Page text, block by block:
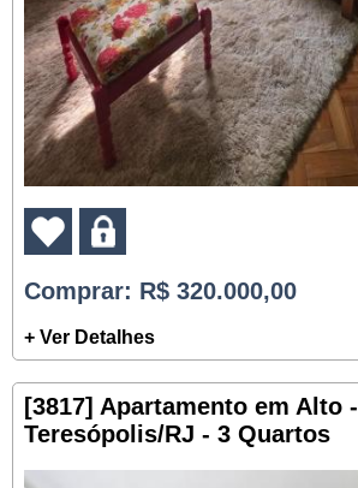
Comprar: R$ 320.000,00
+ Ver Detalhes
[3817] Apartamento em Alto -
Teresópolis/RJ - 3 Quartos